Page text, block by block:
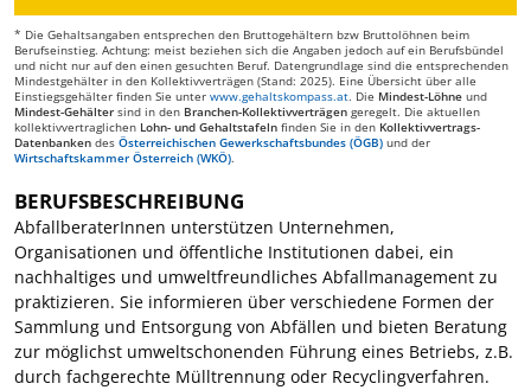
* Die Gehaltsangaben entsprechen den Bruttogehältern bzw Bruttolöhnen beim
Berufseinstieg. Achtung: meist beziehen sich die Angaben jedoch auf ein Berufsbündel
und nicht nur auf den einen gesuchten Beruf. Datengrundlage sind die entsprechenden
Mindestgehälter in den Kollektivverträgen (Stand: 2025). Eine Übersicht über alle
Einstiegsgehälter finden Sie unter www.gehaltskompass.at. Die Mindest-Löhne und
Mindest-Gehälter sind in den Branchen-Kollektivverträgen geregelt. Die aktuellen
kollektivvertraglichen Lohn- und Gehaltstafeln finden Sie in den Kollektivvertrags-
Datenbanken des Österreichischen Gewerkschaftsbundes (ÖGB) und der
Wirtschaftskammer Österreich (WKÖ).
BERUFSBESCHREIBUNG
AbfallberaterInnen unterstützen Unternehmen,
Organisationen und öffentliche Institutionen dabei, ein
nachhaltiges und umweltfreundliches Abfallmanagement zu
praktizieren. Sie informieren über verschiedene Formen der
Sammlung und Entsorgung von Abfällen und bieten Beratung
zur möglichst umweltschonenden Führung eines Betriebs, z.B.
durch fachgerechte Mülltrennung oder Recyclingverfahren.